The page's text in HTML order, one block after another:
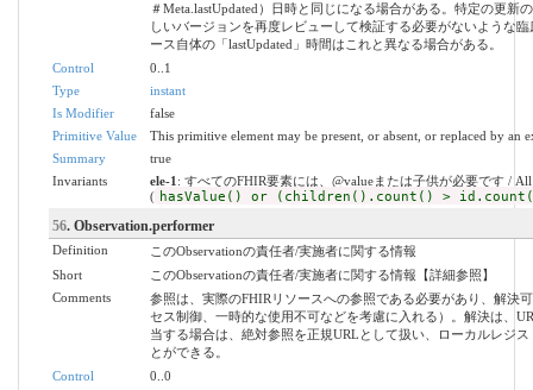
＃Meta.lastUpdated）日時と同じになる場合がある。特定の更新
しいバージョンを再度レビューして検証する必要がないような
ース自体の「lastUpdated」時間はこれと異なる場合がある。
Control
0..1
Type
instant
Is Modifier
false
Primitive Value
This primitive element may be present, or absent, or replaced by an
Summary
true
Invariants
ele-1 : すべてのFHIR要素には、@valueまたは子供が必要です / All
( hasValue() or (children().count() >
56. Observation.performer
Definition
このObservationの責任者/実施者に関する情報
Short
このObservationの責任者/実施者に関する情報【詳細参照】
Comments
参照は、実際のFHIRリソースへの参照である必要があり、解決
セス制御、一時的な使用不可などを考慮に入れる）。解決は、
当する場合は、絶対参照を正規URLとして扱い、ローカルレジ
とができる。
Control
0..0